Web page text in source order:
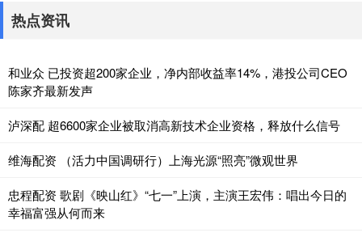
热点资讯
和业众 已投资超200家企业，净内部收益率14%，港投公司CEO
陈家齐最新发声
泸深配 超6600家企业被取消高新技术企业资格，释放什么信号
维海配资 （活力中国调研行）上海光源“照亮”微观世界
忠程配资 歌剧《映山红》“七一”上演，主演王宏伟：唱出今日的
幸福富强从何而来